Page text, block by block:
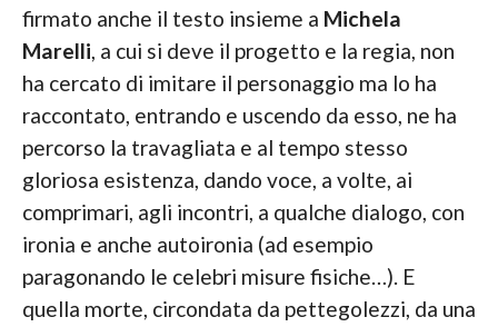
firmato anche il testo insieme a Michela
Marelli, a cui si deve il progetto e la regia, non
ha cercato di imitare il personaggio ma lo ha
raccontato, entrando e uscendo da esso, ne ha
percorso la travagliata e al tempo stesso
gloriosa esistenza, dando voce, a volte, ai
comprimari, agli incontri, a qualche dialogo, con
ironia e anche autoironia (ad esempio
paragonando le celebri misure fisiche…). E
quella morte, circondata da pettegolezzi, da una